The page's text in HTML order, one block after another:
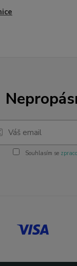
Souhlasím se